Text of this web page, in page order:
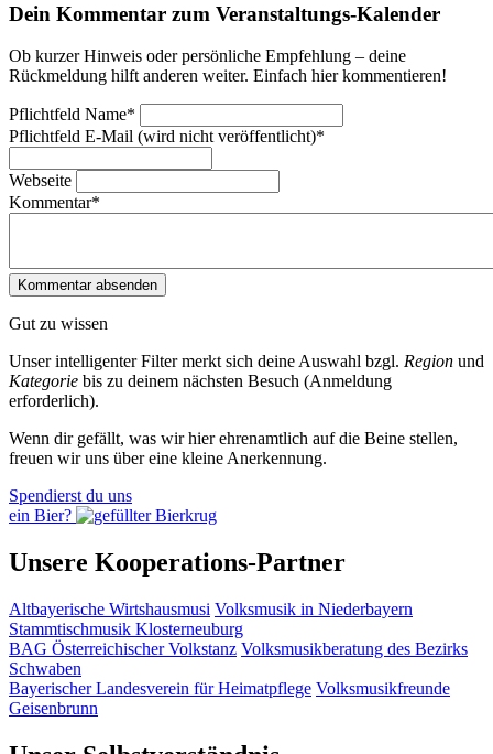
Dein Kommentar zum Veranstaltungs-Kalender
Ob kurzer Hinweis oder persönliche Empfehlung – deine
Rückmeldung hilft anderen weiter. Einfach hier kommentieren!
Pflichtfeld Name*
Pflichtfeld E-Mail (wird nicht veröffentlicht)*
Webseite
Kommentar*
Gut zu wissen
Unser intelligenter Filter merkt sich deine Auswahl bzgl. Region und
Kategorie bis zu deinem nächsten Besuch (Anmeldung
erforderlich).
Wenn dir gefällt, was wir hier ehrenamtlich auf die Beine stellen,
freuen wir uns über eine kleine Anerkennung.
Spendierst du uns
ein Bier?
Unsere Kooperations-Partner
Altbayerische Wirtshausmusi Volksmusik in Niederbayern
Stammtischmusik Klosterneuburg
BAG Österreichischer Volkstanz Volksmusikberatung des Bezirks
Schwaben
Bayerischer Landesverein für Heimatpflege Volksmusikfreunde
Geisenbrunn